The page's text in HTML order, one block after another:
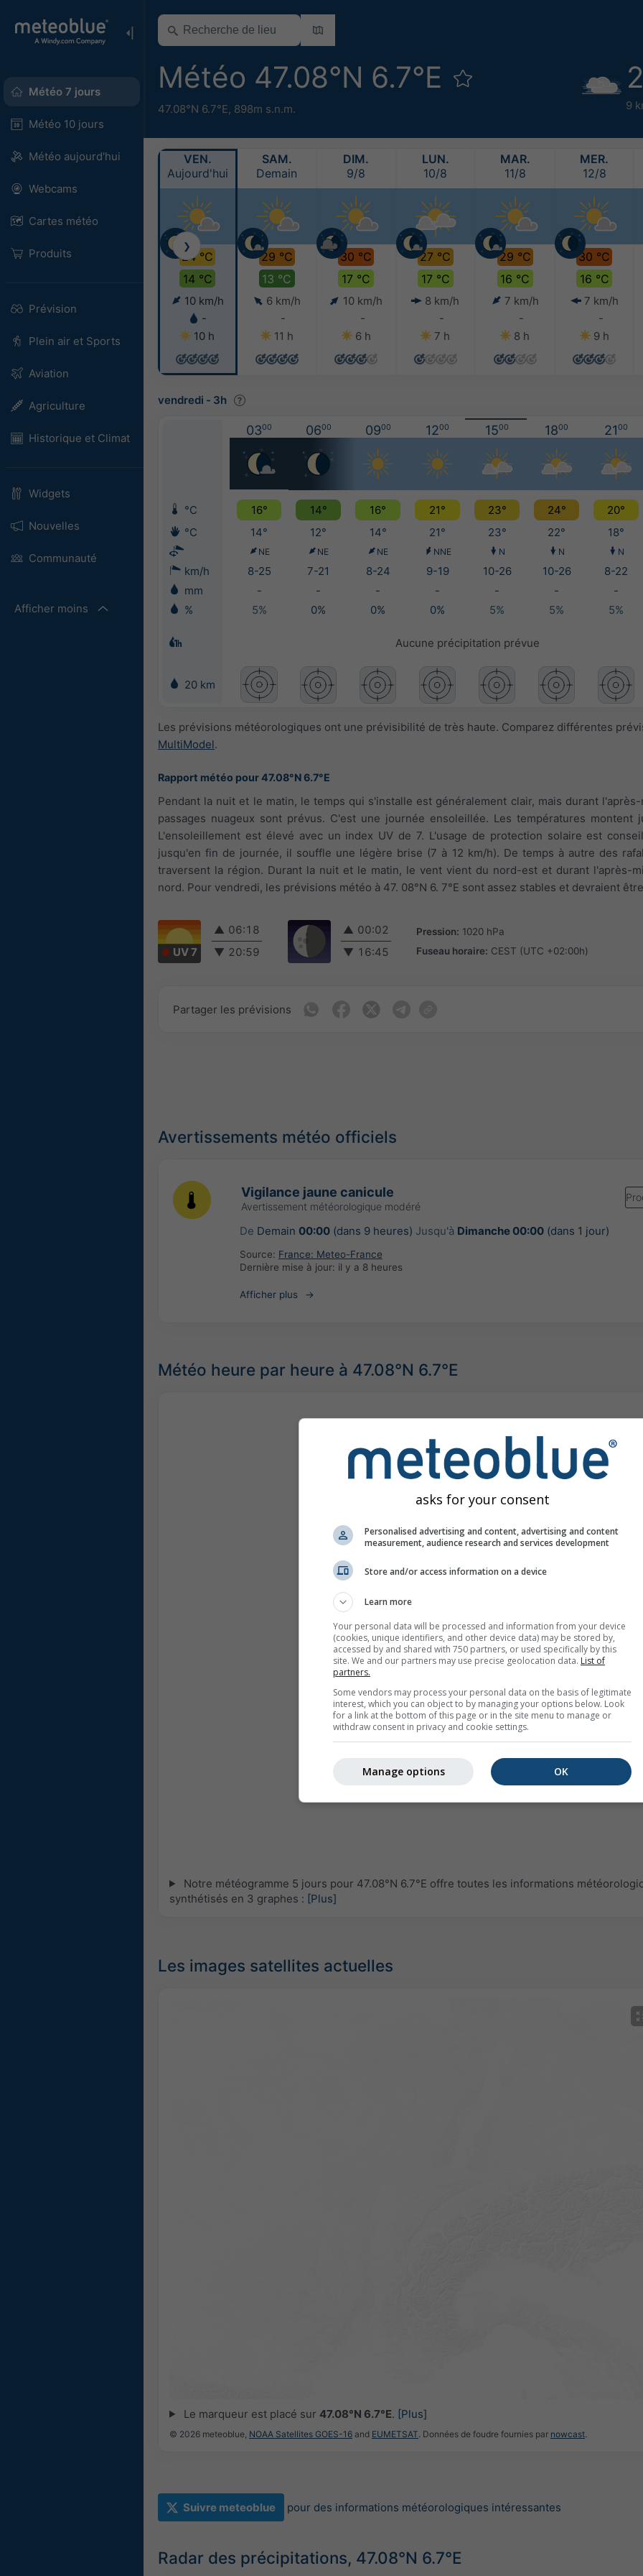
Météo 7 jours
Météo 10 jours
Météo aujourd'hui
Webcams
Cartes météo
Produits
Prévision
Plein air et Sports
Aviation
Agriculture
Historique et Climat
Widgets
Nouvelles
Communauté
Afficher moins
Météo 47.08°N 6.7°E
47.08°N 6.7°E, 898m s.n.m. 9
VEN.
Aujourd'hui
24 °C
14 °C
10 km/h
-
10 h
SAM.
Demain
29 °C
13 °C
6 km/h
-
11 h
DIM.
9/8
30 °C
17 °C
10 km/h
-
6 h
LUN.
10/8
27 °C
17 °C
8 km/h
-
7 h
MAR.
11/8
29 °C
16 °C
7 km/h
-
8 h
MER.
12/8
30 °C
16 °C
7 km/h
-
9 h
❯
vendredi - 3h
0300 0600 0900 1200 1500 1800 2100
°C 16° 14° 16° 21° 23° 24°
20°
°C
14° 12° 14° 21° 23° 22° 18°
NE NE NE NNE N N N
km/h 8-25 7-21 8-24 9-19 10-26 10-26
8-22
mm
- - - - - -
-
%
5% 0% 0% 0% 5% 5% 5%
Aucune précipitation prévue
20 km
Les prévisions météorologiques ont une prévisibilité de très haute. Comparez différentes
MultiModel.
Rapport météo pour 47.08°N 6.7°E
Pendant la nuit et le matin, le temps qui s'installe est généralement clair, mais durant
passages nuageux sont prévus. C'est une journée ensoleillée. Les températures montent
L'ensoleillement est élevé avec un index UV de 7. L'usage de protection solaire est
jusqu'en fin de journée, il souffle une légère brise (7 à 12 km/h). De temps à autre des
traversent la région. Durant la nuit et le matin, le vent vient du nord-est et durant l'après-
nord. Pour vendredi, les prévisions météo à 47. 08°N 6. 7°E sont assez stables et devraient
UV 7
▲ 06:18
▼ 20:59
▲ 00:02
▼ 16:45
Pression: 1020 hPa
Fuseau horaire: CEST (UTC +02:00h)
Partager les prévisions
Avertissements météo officiels
Vigilance jaune canicule
Avertissement météorologique modéré
De Demain 00:00(dans 9 heures) Jusqu'à Dimanche 00:00(dans 1 jour)
Source: France: Meteo-France
Dernière mise à jour: il y a 8 heures
Afficher plus
Météo heure par heure à 47.08°N 6.7°E
Notre météogramme 5 jours pour 47.08°N 6.7°E offre toutes les informations
synthétisés en 3 graphes : [Plus]
Les images satellites actuelles
Le marqueur est placé sur 47.08°N 6.7°E. [Plus]
© 2026 meteoblue, NOAA Satellites GOES-16 and EUMETSAT. Données de foudre fournies par nowcast.
Suivre meteoblue pour des informations météorologiques intéressantes
Radar des précipitations, 47.08°N 6.7°E
asks for your consent
Personalised advertising and content, advertising and content
measurement, audience research and services development
Store and/or access information on a device
Learn more
Your personal data will be processed and information from your device
(cookies, unique identifiers, and other device data) may be stored by,
accessed by and shared with 750 partners, or used specifically by this
site. We and our partners may use precise geolocation data. List of
partners.
Some vendors may process your personal data on the basis of legitimate
interest, which you can object to by managing your options below. Look
for a link at the bottom of this page or in the site menu to manage or
withdraw consent in privacy and cookie settings.
OK
Manage options